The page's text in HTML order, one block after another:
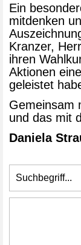
Ein
mitdenken
Kranzer,
ihren
Aktionen
geleistet
Gemeinsam
und das mit
Daniela